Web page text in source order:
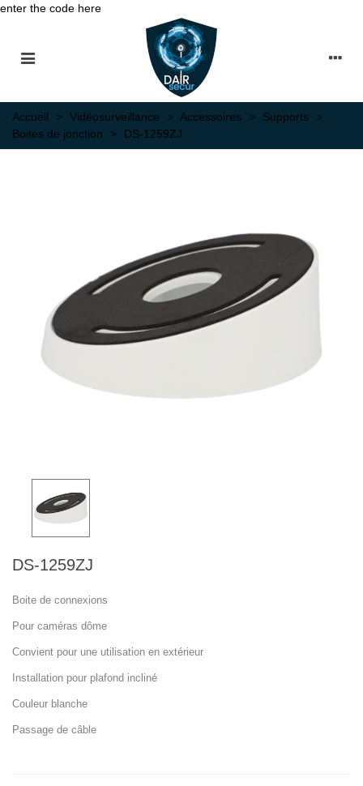
enter the code here
Accueil > Vidéosurveillance > Accessoires > Supports
>
Boites de jonction
> DS-1259ZJ
DS-1259ZJ
Boite de connexions
Pour caméras dôme
Convient pour une utilisation en extérieur
Installation pour plafond incliné
Couleur blanche
Passage de câble